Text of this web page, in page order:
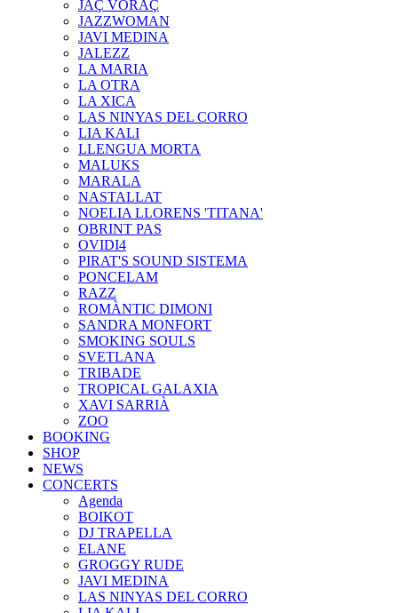
JAÇ VORAÇ
JAZZWOMAN
JAVI MEDINA
JALEZZ
LA MARIA
LA OTRA
LA XICA
LAS NINYAS DEL CORRO
LIA KALI
LLENGUA MORTA
MALUKS
MARALA
NASTALLAT
NOELIA LLORENS 'TITANA'
OBRINT PAS
OVIDI4
PIRAT'S SOUND SISTEMA
PONCELAM
RAZZ
ROMÀNTIC DIMONI
SANDRA MONFORT
SMOKING SOULS
SVETLANA
TRIBADE
TROPICAL GALAXIA
XAVI SARRIÀ
ZOO
BOOKING
SHOP
NEWS
CONCERTS
Agenda
BOIKOT
DJ TRAPELLA
ELANE
GROGGY RUDE
JAVI MEDINA
LAS NINYAS DEL CORRO